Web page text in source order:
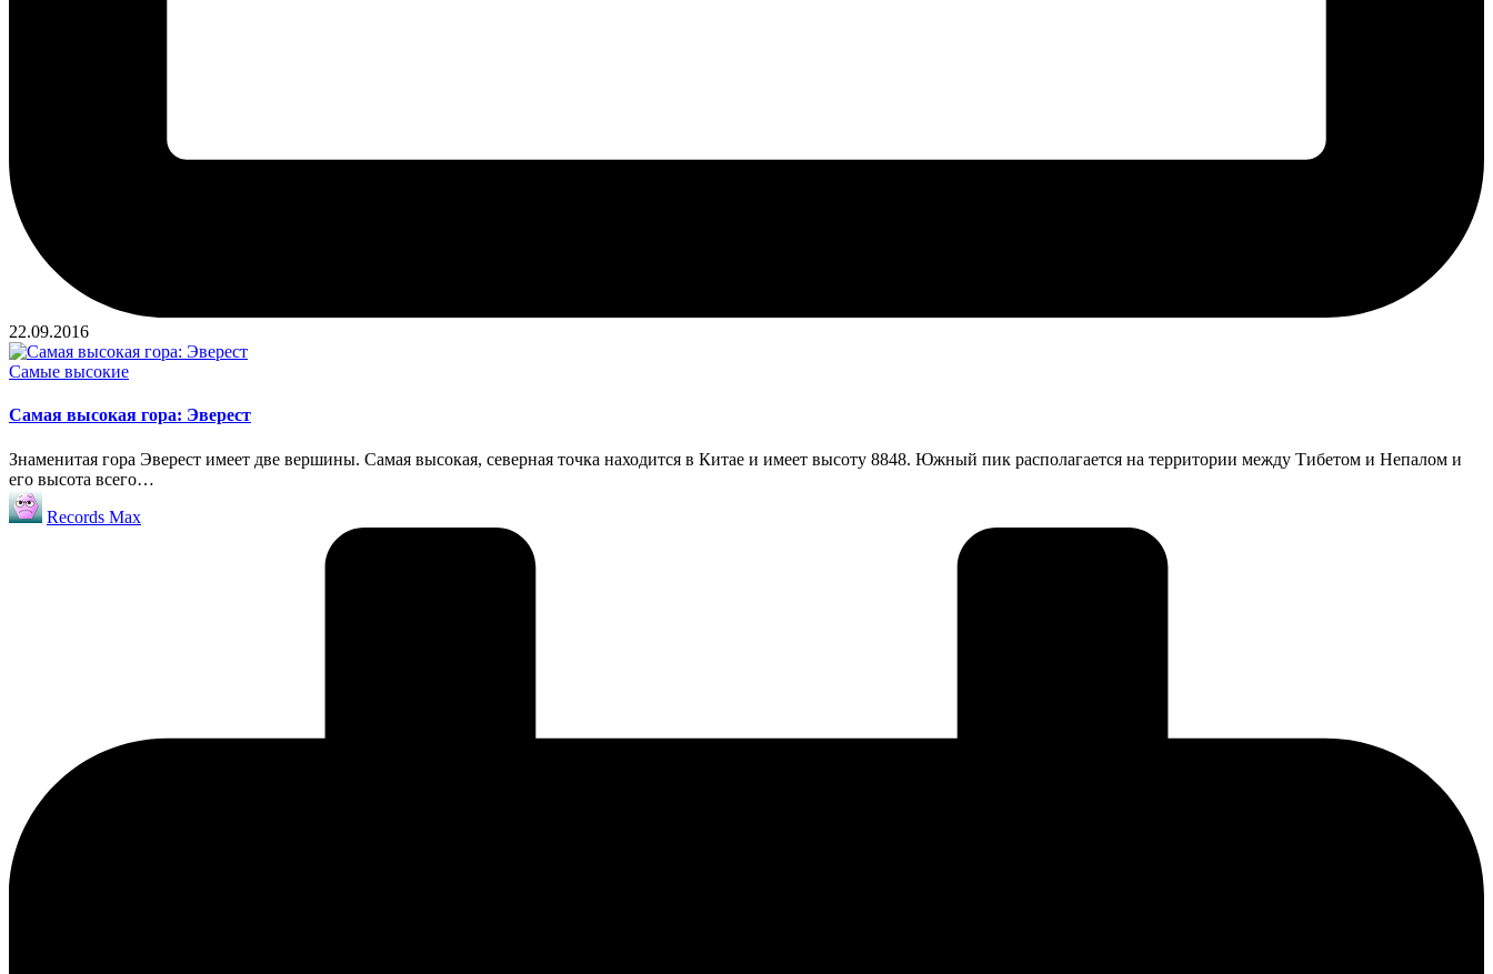
22.09.2016
Опубликовано
Самые высокие
Самая высокая гора: Эверест
Знаменитая гора Эверест имеет две вершины. Самая высокая, северная точка находится в Китае и имеет высоту 8848. Южный пик располагается на территории между Тибетом и Непалом и
его высота всего…
Запись
от
Records Max